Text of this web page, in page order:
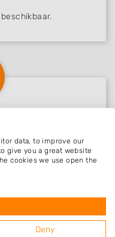
data, to improve our
give you a great website
cookies we use open the
Deny